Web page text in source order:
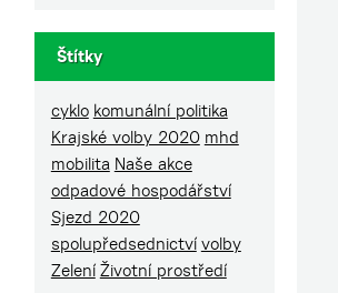
Štítky
cyklo komunální politika
Krajské volby 2020 mhd
mobilita Naše akce
odpadové hospodářství
Sjezd 2020
spolupředsednictví volby
Zelení Životní prostředí